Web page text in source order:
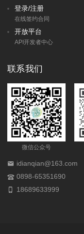
登录/注册
在线签约合同
开放平台
API开发者中心
联系我们
微信公众号
idianqian@163.com
0898-65351690
18689633999